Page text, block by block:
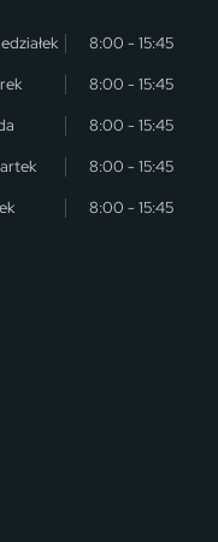
8:00 - 15:45
8:00 - 15:45
8:00 - 15:45
8:00 - 15:45
8:00 - 15:45